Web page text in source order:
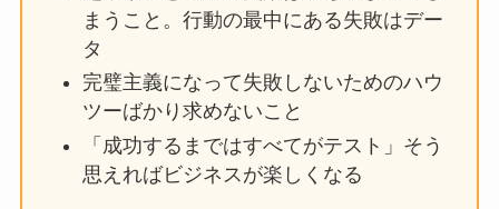
まうこと。行動の最中にある失敗はデー
タ
完璧主義になって失敗しないためのハウ
ツーばかり求めないこと
「成功するまではすべてがテスト」そう
思えればビジネスが楽しくなる